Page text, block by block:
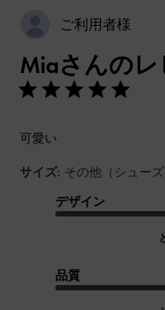
ご利用者様
Miaさんの
可愛い
サイズ: その他（シューズ
デザイン
品質